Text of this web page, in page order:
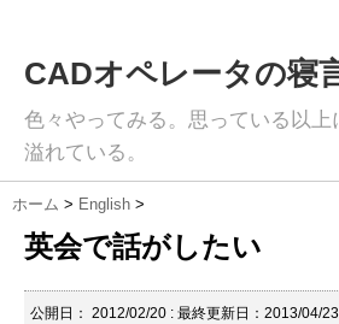
CADオペレータの寝
色々やってみる。思っている以
溢れている。
ホーム > English >
英会で話がしたい
公開日： 2012/02/20 : 最終更新日：2013/04/23